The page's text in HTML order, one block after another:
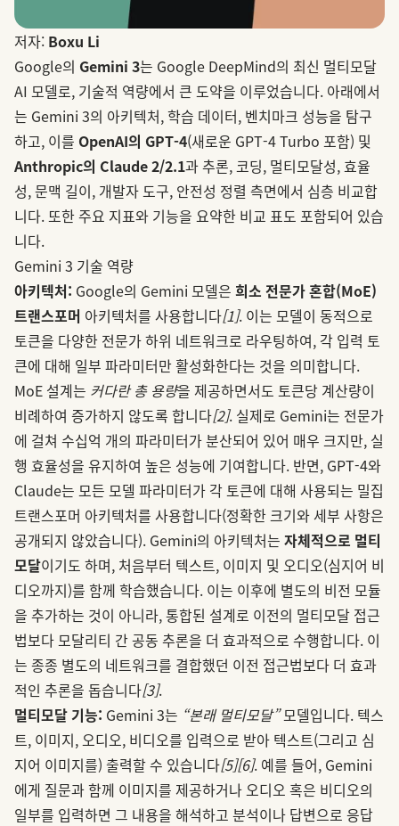
저자: Boxu Li
Google의 Gemini 3는 Google DeepMind의 최신 멀티모달
AI 모델로, 기술적 역량에서 큰 도약을 이루었습니다. 아래에서
는 Gemini 3의 아키텍처, 학습 데이터, 벤치마크 성능을 탐구
하고, 이를 OpenAI의 GPT‑4(새로운 GPT‑4 Turbo 포함) 및
Anthropic의 Claude 2/2.1과 추론, 코딩, 멀티모달성, 효율
성, 문맥 길이, 개발자 도구, 안전성 정렬 측면에서 심층 비교합
니다. 또한 주요 지표와 기능을 요약한 비교 표도 포함되어 있습
니다.
Gemini 3 기술 역량
아키텍처: Google의 Gemini 모델은 희소 전문가 혼합(MoE)
트랜스포머 아키텍처를 사용합니다[1]. 이는 모델이 동적으로
토큰을 다양한 전문가 하위 네트워크로 라우팅하여, 각 입력 토
큰에 대해 일부 파라미터만 활성화한다는 것을 의미합니다.
MoE 설계는 커다란 총 용량을 제공하면서도 토큰당 계산량이
비례하여 증가하지 않도록 합니다[2]. 실제로 Gemini는 전문가
에 걸쳐 수십억 개의 파라미터가 분산되어 있어 매우 크지만, 실
행 효율성을 유지하여 높은 성능에 기여합니다. 반면, GPT-4와
Claude는 모든 모델 파라미터가 각 토큰에 대해 사용되는 밀집
트랜스포머 아키텍처를 사용합니다(정확한 크기와 세부 사항은
공개되지 않았습니다). Gemini의 아키텍처는 자체적으로 멀티
모달이기도 하며, 처음부터 텍스트, 이미지 및 오디오(심지어 비
디오까지)를 함께 학습했습니다. 이는 이후에 별도의 비전 모듈
을 추가하는 것이 아니라, 통합된 설계로 이전의 멀티모달 접근
법보다 모달리티 간 공동 추론을 더 효과적으로 수행합니다. 이
는 종종 별도의 네트워크를 결합했던 이전 접근법보다 더 효과
적인 추론을 돕습니다[3].
멀티모달 기능: Gemini 3는 “본래 멀티모달”모델입니다. 텍스
트, 이미지, 오디오, 비디오를 입력으로 받아 텍스트(그리고 심
지어 이미지를) 출력할 수 있습니다[5][6]. 예를 들어, Gemini
에게 질문과 함께 이미지를 제공하거나 오디오 혹은 비디오의
일부를 입력하면 그 내용을 해석하고 분석이나 답변으로 응답